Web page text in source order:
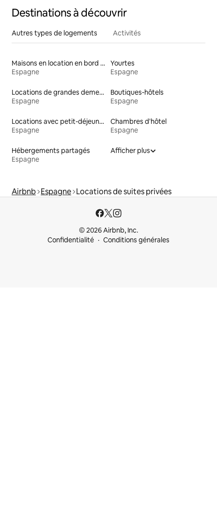
Destinations à découvrir
Autres types de logements Activités
Maisons en location en bord de mer
Espagne
Yourtes
Espagne
Locations de grandes demeures
Espagne
Boutiques-hôtels
Espagne
Locations avec petit-déjeuner
Espagne
Chambres d'hôtel
Espagne
Hébergements partagés
Espagne
Afficher plus
Airbnb Espagne Locations de suites privées
© 2026 Airbnb, Inc.
Confidentialité
Conditions générales